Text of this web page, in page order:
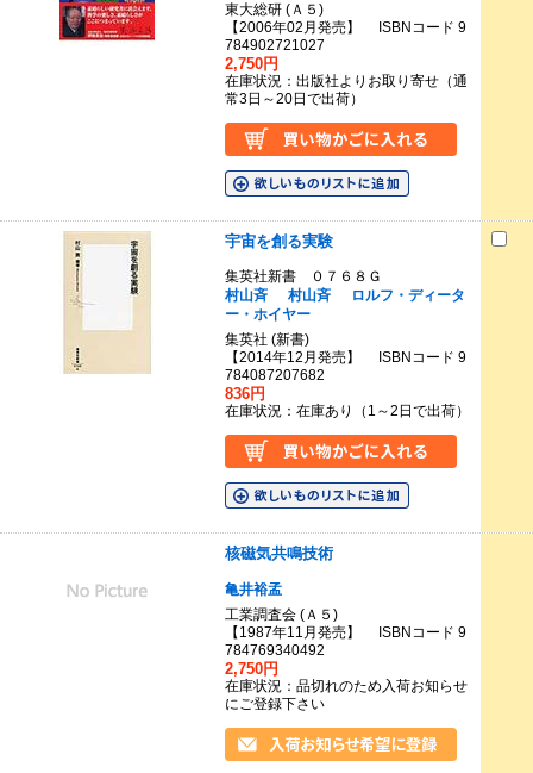
東大総研 (Ａ５)
【2006年02月発売】 ISBNコード 9
784902721027
2,750円
在庫状況：出版社よりお取り寄せ（通
常3日～20日で出荷）
宇宙を創る実験
集英社新書 ０７６８Ｇ
村山斉
村山斉
ロルフ・ディータ
ー・ホイヤー
集英社 (新書)
【2014年12月発売】 ISBNコード 9
784087207682
836円
在庫状況：在庫あり（1～2日で出荷）
核磁気共鳴技術
亀井裕孟
工業調査会 (Ａ５)
【1987年11月発売】 ISBNコード 9
784769340492
2,750円
在庫状況：品切れのため入荷お知らせ
にご登録下さい